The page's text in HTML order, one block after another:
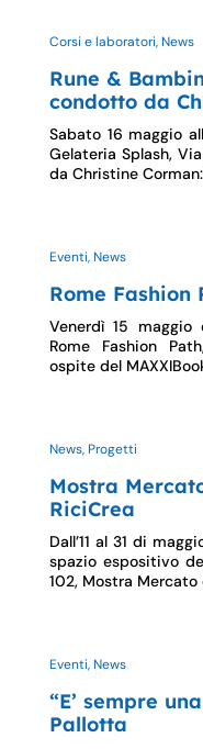
Corsi e laboratori, News
Rune &
condotto da
Sabato 16 maggio
Gelateria Splash,
da Christine
Eventi, News
Rome Fashion
Venerdì 15 maggio
Rome Fashion
ospite del
News, Progetti
Mostra
RiciCrea
Dall’11 al 31 di
spazio espositivo
102, Mostra Mercato
Eventi, News
“E’ sempre
Pallotta